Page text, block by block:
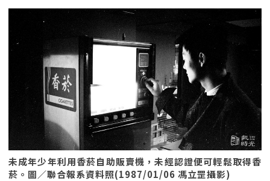
未成年少年利用香菸自助販賣機，未經認證便可輕鬆取得香
菸。圖／聯合報系資料照(1987/01/06 馮立罡攝影)